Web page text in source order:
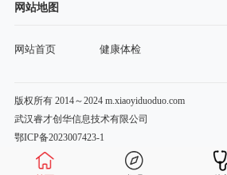
网站地图
网站首页 健康体检
版权所有 2014～2024 m.xiaoyiduoduo.com
武汉睿才创华信息技术有限公司
鄂ICP备2023007423-1